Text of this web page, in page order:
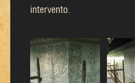
intervento.